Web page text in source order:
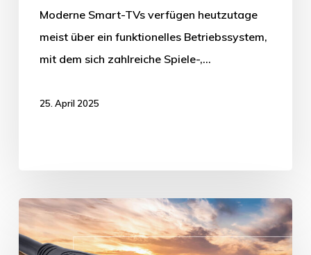
Moderne Smart-TVs verfügen heutzutage
meist über ein funktionelles Betriebssystem,
mit dem sich zahlreiche Spiele-,…
25. April 2025